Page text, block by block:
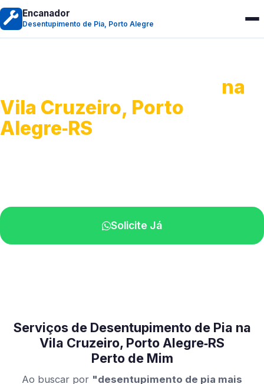
Encanador
Desentupimento de Pia, Porto Alegre
na
Vila Cruzeiro, Porto
Alegre‑RS
Solicite Já
Serviços de Desentupimento de Pia na
Vila Cruzeiro, Porto Alegre‑RS
Perto de Mim
Ao buscar por "desentupimento de pia mais